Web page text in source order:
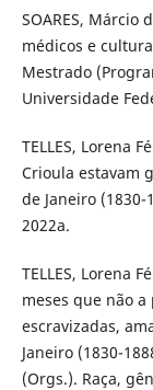
SOARES, Márcio
médicos e
Mestrado
Universidade
TELLES, Lorena
Crioula estavam
de Janeiro
2022a.
TELLES, Lorena
meses que não
escravizadas,
Janeiro (1830-
(Orgs.). Raça,